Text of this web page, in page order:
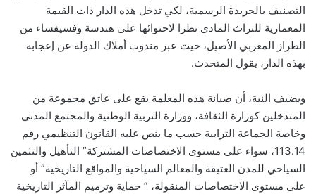
التصنيف بالجريدة الرسمية، لكي تدخل هذه الدار ذات القيمة
المعمارية للتراث المادي نظرا لاحتوائها على هندسة وفسيفساء من
الطراز المغربي الأصيل، حيث عبر مندوب أملاك الدولة عن إعجابه
بهذه الدار، يقول المتحدث.
ويضيف النية، أن صيانة هذه المعلمة يقع على عاتق مجموعة من
المتدخلين كوزارة الثقافة، ووزارة التربية الوطنية والمجتمع المدني
وخاصة الجماعة الترابية حسب ما ينص عليه القانون التنظيمي رقم
113.14، سواء على مستوى الاختصاصات المشتركة” التأهيل والتثمين
السياحي للمدن العتيقة والمعالم السياحية والمواقع التاريخية” أو
على مستوى الاختصاصات المنقولة، ” حماية وترميم المآثر التاريخية